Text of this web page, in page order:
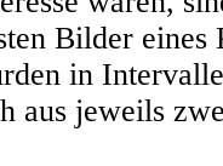
Bilder eines
in
aus jeweils